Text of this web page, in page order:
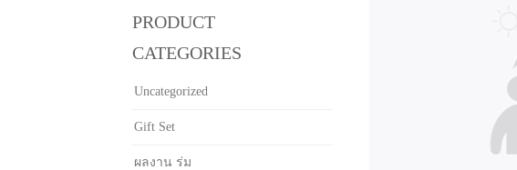
PRODUCT
CATEGORIES
Uncategorized
Gift Set
ผลงาน ร่ม